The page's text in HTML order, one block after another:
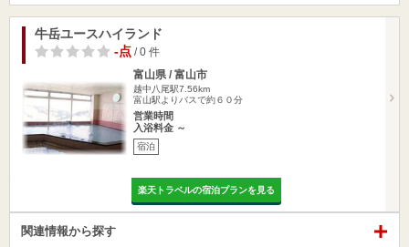
牛岳ユースハイランド
-点 / 0 件
富山県 / 富山市
越中八尾駅7.56km
富山駅よりバスで約６０分
営業時間
入浴料金 ～
宿泊
楽天トラベルの宿泊プランを見る
関連情報から探す